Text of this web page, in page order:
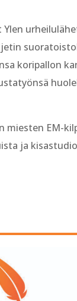
koripallon
miesten EM-
ja